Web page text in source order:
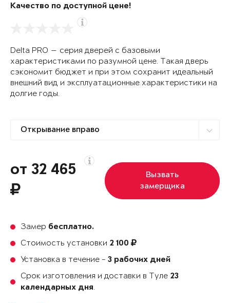
Качество по доступной цене!
Delta PRO — серия дверей с базовыми
характеристиками по разумной цене. Такая дверь
сэкономит бюджет и при этом сохранит идеальный
внешний вид и эксплуатационные характеристики на
долгие годы.
от 32 465
Вызвать
замерщика
Замер бесплатно.
Стоимость установки 2 100
Установка в течение - 3 рабочих дней
Срок изготовления и доставки в Туле 23
календарных дня.